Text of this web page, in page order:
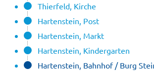
Thierfeld, Kirche
Hartenstein, Post
Hartenstein, Markt
Hartenstein, Kindergarten
Hartenstein, Bahnhof / Burg